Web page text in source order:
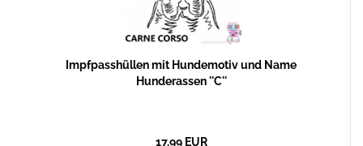
Impfpasshüllen mit Hundemotiv und Name
Hunderassen ''C''
17,99 EUR